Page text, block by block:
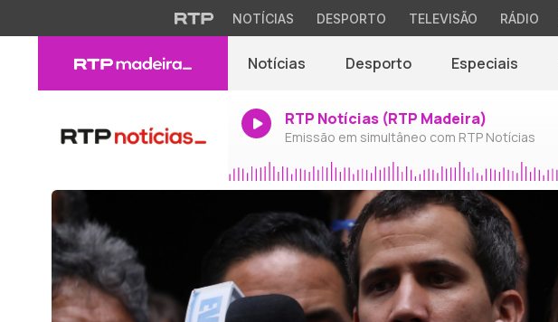
NOTÍCIAS DESPORTO TELEVISÃO RÁDIO
Notícias Desporto Especiais
RTP Notícias (RTP Madeira)
Emissão em simultâneo com RTP Notícias